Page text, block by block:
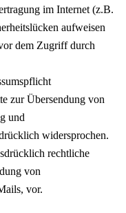
im Internet (z.B.
aufweisen
dem Zugriff durch
zur Übersendung von
und
widersprochen.
rechtliche
von
vor.